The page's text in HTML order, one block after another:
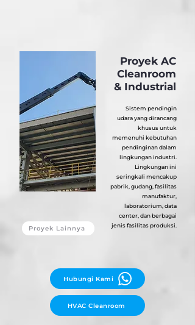
Proyek Lainnya
Sistem pendingin
udara yang dirancang
khusus untuk
memenuhi kebutuhan
pendinginan dalam
lingkungan industri.
Lingkungan ini
seringkali mencakup
pabrik, gudang, fasilitas
manufaktur,
laboratorium, data
center, dan berbagai
jenis fasilitas produksi.
Proyek AC
Cleanroom
& Industrial
Hubungi Kami
HVAC Cleanroom